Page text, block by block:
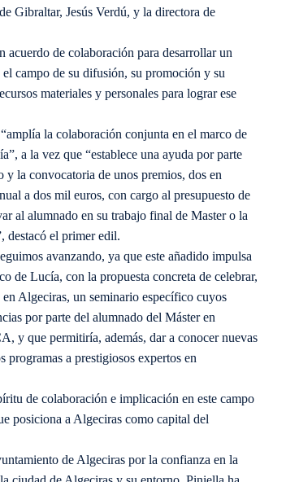
Gibraltar, Jesús Verdú, y la directora de
de colaboración para desarrollar un
campo de su difusión, su promoción y su
materiales y personales para lograr ese
la colaboración conjunta en el marco de
a la vez que “establece una ayuda por parte
la convocatoria de unos premios, dos en
a dos mil euros, con cargo al presupuesto de
al alumnado en su trabajo final de Master o la
destacó el primer edil.
avanzando, ya que este añadido impulsa
de Lucía, con la propuesta concreta de celebrar,
Algeciras, un seminario específico cuyos
por parte del alumnado del Máster en
y que permitiría, además, dar a conocer nuevas
a prestigiosos expertos en
de colaboración e implicación en este campo
posiciona a Algeciras como capital del
de Algeciras por la confianza en la